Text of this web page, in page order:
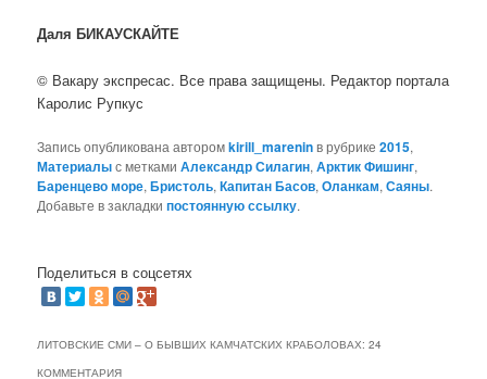
Даля БИКАУСКАЙТЕ
© Вакару экспресас. Все права защищены. Редактор портала
Каролис Рупкус
Запись опубликована авторомkirill_mareninв рубрике2015,
Материалыс меткамиАлександр Силагин,Арктик Фишинг,
Баренцево море,Бристоль,Капитан Басов,Оланкам,Саяны.
Добавьте в закладкипостоянную ссылку.
Поделиться в соцсетях
ЛИТОВСКИЕ СМИ – О БЫВШИХ КАМЧАТСКИХ КРАБОЛОВАХ: 24
КОММЕНТАРИЯ